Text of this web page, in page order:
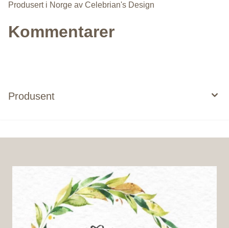
Produsert i Norge av Celebrian's Design
Kommentarer
Produsent